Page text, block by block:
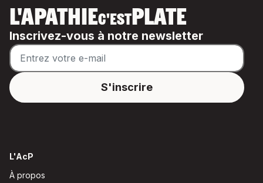
L'APATHIEC'ESTPLATE
Inscrivez-vous à notre newsletter
L'AcP
À propos